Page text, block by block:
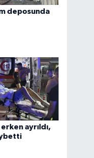
deposunda
ayrıldı,